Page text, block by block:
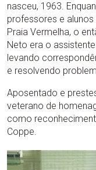
nasceu, 1963.
professores e
Praia Vermelha, o
Neto era o
levando
e resolvendo
Aposentado e
veterano de
como
Coppe.